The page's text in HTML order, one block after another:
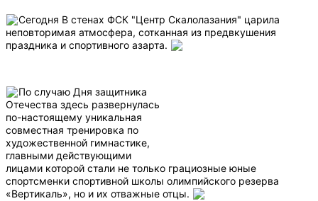
Сегодня В стенах ФСК "Центр Скалолазания" царила
неповторимая атмосфера, сотканная из предвкушения
праздника и спортивного азарта.
По случаю Дня защитника
Отечества здесь развернулась
по-настоящему уникальная
совместная тренировка по
художественной гимнастике,
главными действующими
лицами которой стали не только грациозные юные
спортсменки спортивной школы олимпийского резерва
«Вертикаль», но и их отважные отцы.